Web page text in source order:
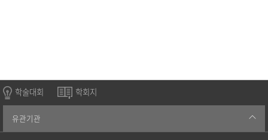
학술대회 학회지
유관기관